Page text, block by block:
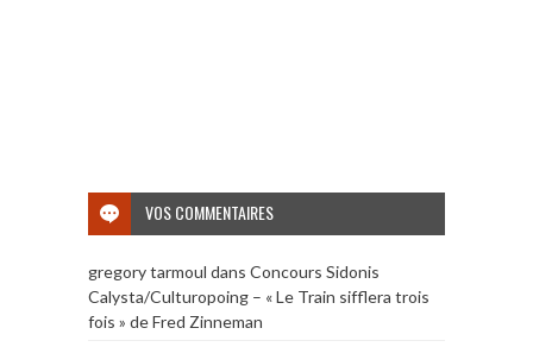
VOS COMMENTAIRES
gregory tarmoul dans Concours Sidonis
Calysta/Culturopoing – « Le Train sifflera trois
fois » de Fred Zinneman